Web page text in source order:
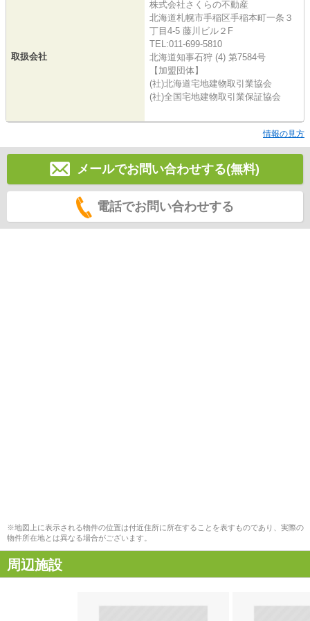
取扱会社
株式会社さくらの不動産
北海道札幌市手稲区手稲本町一条３
丁目4-5 藤川ビル２F
TEL:011-699-5810
北海道知事石狩 (4) 第7584号
【加盟団体】
(社)北海道宅地建物取引業協会
(社)全国宅地建物取引業保証協会
情報の見方
メールでお問い合わせする(無料)
電話でお問い合わせする
※地図上に表示される物件の位置は付近住所に所在することを表すものであり、実際の
物件所在地とは異なる場合がございます。
周辺施設